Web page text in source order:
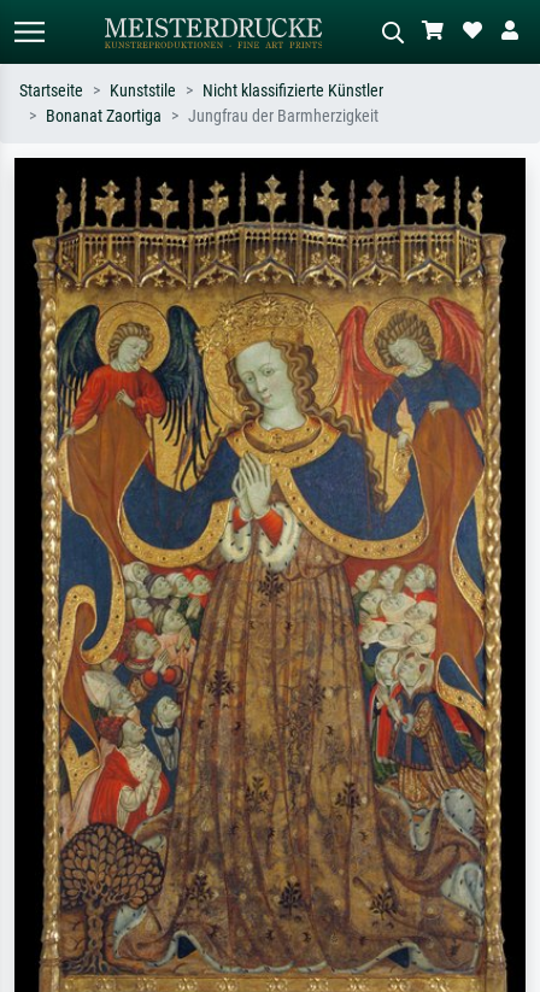
Suchen Sie nach Künstlern, Werktiteln
oder Stilen – z.B. Monet,
Sternennacht, Impressionismus, Welle
Hokusai, Akt.
Beschreiben Sie die Szene – z.B. Grüne
Wiese, Abstrakt mit viel Rot, Dunkles
Ölgemälde, Stehender Akt neben einem
Baum.
Startseite Kunststile
Nicht klassifizierte Künstler
Bonanat Zaortiga
Jungfrau der Barmherzigkeit